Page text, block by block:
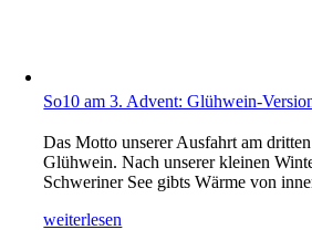
So10 am 3. Advent: Glühwein-
Das Motto unserer Ausfahrt am
Glühwein. Nach unserer kleinen
Schweriner See gibts Wärme von
weiterlesen